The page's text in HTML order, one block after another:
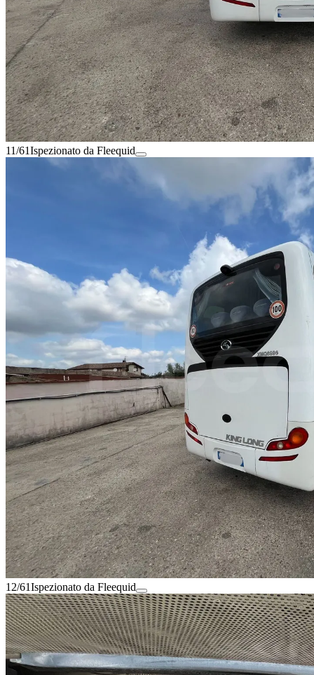
11/61Ispezionato da Fleequid
12/61Ispezionato da Fleequid